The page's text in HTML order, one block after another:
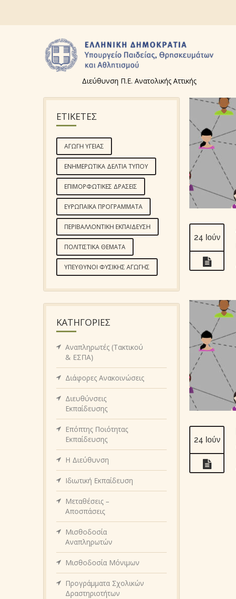
Διεύθυνση Π.Ε. Ανατολικής Αττικής
24 Ιούν
24 Ιούν
ΕΤΙΚΕΤΕΣ
ΑΓΩΓΉ ΥΓΕΊΑΣ
ΕΝΗΜΕΡΩΤΙΚΆ ΔΕΛΤΊΑ ΤΎΠΟΥ
ΕΠΙΜΟΡΦΩΤΙΚΈΣ ΔΡΆΣΕΙΣ
ΕΥΡΩΠΑΪΚΆ ΠΡΟΓΡΆΜΜΑΤΑ
ΠΕΡΙΒΑΛΛΟΝΤΙΚΉ ΕΚΠΑΊΔΕΥΣΗ
ΠΟΛΙΤΙΣΤΙΚΆ ΘΈΜΑΤΑ
ΥΠΕΎΘΥΝΟΙ ΦΥΣΙΚΉΣ ΑΓΩΓΉΣ
KΑΤΗΓΟΡΊΕΣ
Αναπληρωτές (Τακτικού
& ΕΣΠΑ)
Διάφορες Ανακοινώσεις
Διευθύνσεις
Εκπαίδευσης
Επόπτης Ποιότητας
Εκπαίδευσης
Η Διεύθυνση
Ιδιωτική Εκπαίδευση
Μεταθέσεις –
Αποσπάσεις
Μισθοδοσία
Αναπληρωτών
Μισθοδοσία Μόνιμων
Προγράμματα Σχολικών
Δραστηριοτήτων